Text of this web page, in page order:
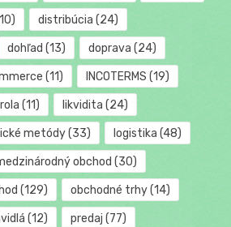
distribúcia (24)
dohľad (13) doprava (24)
(11) INCOTERMS (19)
(11) likvidita (24)
metódy(33) logistika (48)
obchod (30)
(129) obchodné trhy(14)
(12) predaj (77)